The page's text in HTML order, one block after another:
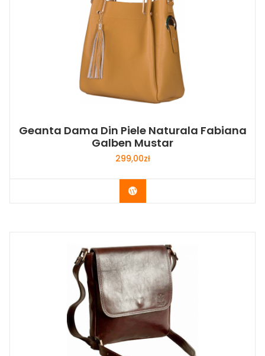
Geanta Dama Din Piele Naturala Fabiana
Galben Mustar
299,00zł
Buy Now